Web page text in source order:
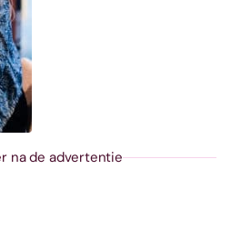
na de advertentie